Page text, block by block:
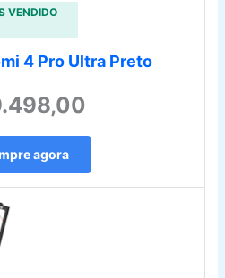
VENDIDO
4 Pro Ultra Preto
agora